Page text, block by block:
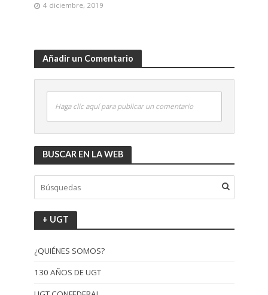
4 diciembre, 2019
Añadir un Comentario
Haga clic aquí para publicar un comentario
BUSCAR EN LA WEB
+ UGT
¿QUIÉNES SOMOS?
130 AÑOS DE UGT